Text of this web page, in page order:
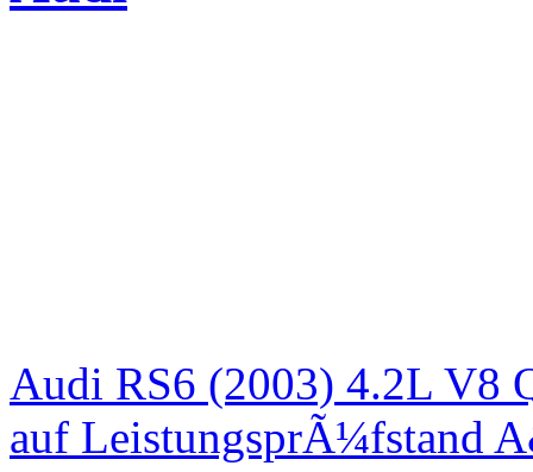
Audi RS6 (2003) 4.2L V8
auf LeistungsprÃ¼fstand